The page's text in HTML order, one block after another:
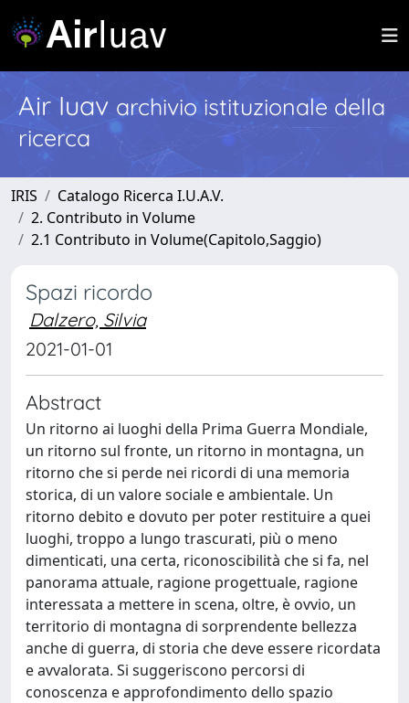
Air Iuav archivio istituzionale della
ricerca
IRIS
Catalogo Ricerca I.U.A.V.
2. Contributo in Volume
2.1 Contributo in Volume(Capitolo,Saggio)
Spazi ricordo
Dalzero, Silvia
2021-01-01
Abstract
Un ritorno ai luoghi della Prima Guerra Mondiale,
un ritorno sul fronte, un ritorno in montagna, un
ritorno che si perde nei ricordi di una memoria
storica, di un valore sociale e ambientale. Un
ritorno debito e dovuto per poter restituire a quei
luoghi, troppo a lungo trascurati, più o meno
dimenticati, una certa, riconoscibilità che si fa, nel
panorama attuale, ragione progettuale, ragione
interessata a mettere in scena, oltre, è ovvio, un
territorio di montagna di sorprendente bellezza
anche di guerra, di storia che deve essere ricordata
e avvalorata. Si suggeriscono percorsi di
conoscenza e approfondimento dello spazio